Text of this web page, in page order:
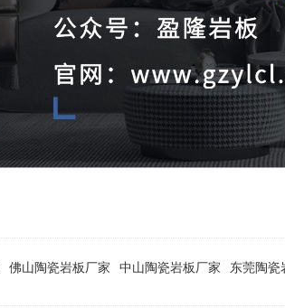
佛山陶瓷岩板厂家 中山陶瓷岩板厂家 东莞陶瓷